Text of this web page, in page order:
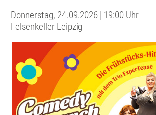
Donnerstag, 24.09.2026 | 19:00 Uhr
Felsenkeller Leipzig